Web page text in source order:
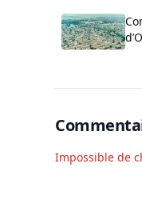
Impossible de